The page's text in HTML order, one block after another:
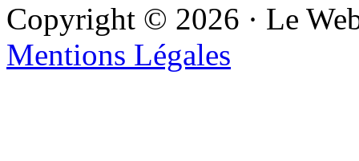
Copyright © 2026 · Le
Mentions Légales